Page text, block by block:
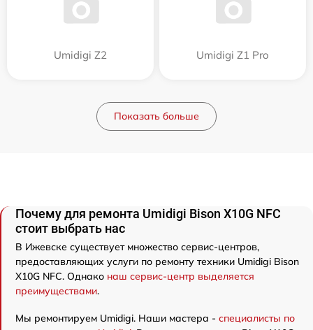
Umidigi Z2 Umidigi Z1 Pro
Показать больше
Почему для ремонта Umidigi Bison X10G NFC
стоит выбрать нас
В Ижевске существует множество сервис-центров,
предоставляющих услуги по ремонту техники Umidigi Bison
X10G NFC. Однако наш сервис-центр выделяется
преимуществами.
Мы ремонтируем Umidigi. Наши мастера - специалисты по